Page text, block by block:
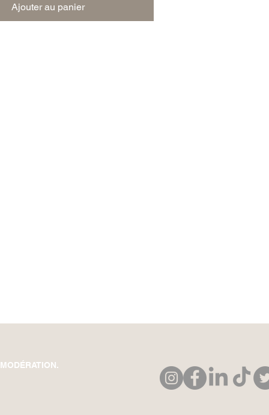
Ajouter au panier